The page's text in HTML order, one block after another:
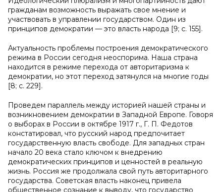
гражданам возможность выражать свое мнение и
участвовать в управлении государством. Один из
принципов демократии — это власть народа [9; с. 155].
Актуальность проблемы построения демократического
режима в России сегодня неоспорима. Наша страна
находится в режиме перехода от авторитаризма к
демократии, но этот переход затянулся на многие годы
[8; с. 229].
Проведем параллель между историей нашей страны и
возникновением демократии в Западной Европе. Говоря
о выборах в России в октябре 1917 г., Г. П. Федотов
констатировал, что русский народ предпочитает
государственную власть свободе. Для западных стран
начало 20 века стало ключом к внедрению
демократических принципов и ценностей в реальную
жизнь. Россия же продолжала свой путь авторитарного
государства. Советская власть наконец привела
общественное сознание к выводу, что государство